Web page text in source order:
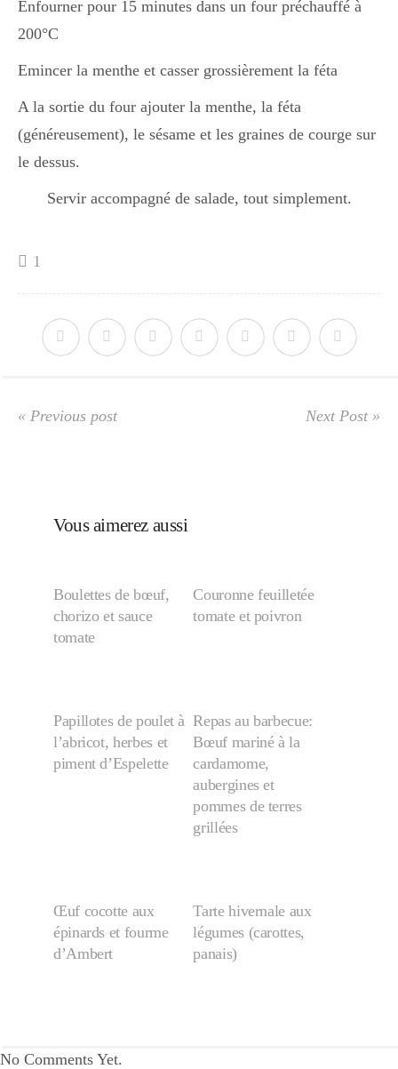
Enfourner pour 15 minutes dans un four préchauffé à
200°C
Emincer la menthe et casser grossièrement la féta
A la sortie du four ajouter la menthe, la féta
(généreusement), le sésame et les graines de courge sur
le dessus.
Servir accompagné de salade, tout simplement.
1
« Previous post Next Post »
Vous aimerez aussi
Boulettes de bœuf,
chorizo et sauce
tomate
Couronne feuilletée
tomate et poivron
Papillotes de poulet à
l’abricot, herbes et
piment d’Espelette
Repas au barbecue:
Bœuf mariné à la
cardamome,
aubergines et
pommes de terres
grillées
Œuf cocotte aux
épinards et fourme
d’Ambert
Tarte hivernale aux
légumes (carottes,
panais)
No Comments Yet.